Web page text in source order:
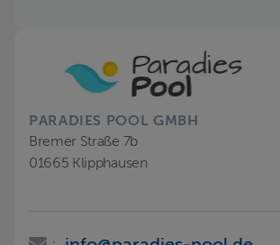
PARADIES POOL GMBH
Bremer Straße 7b
01665 Klipphausen